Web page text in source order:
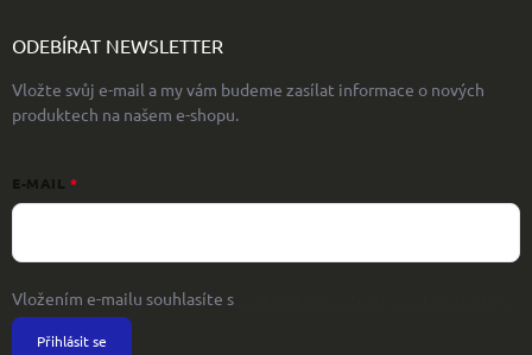
ODEBÍRAT NEWSLETTER
Vložte svůj e-mail a my vám budeme zasílat informace o nových
produktech na našem e-shopu.
E-MAIL
Vložením e-mailu souhlasíte s
Přihlásit se